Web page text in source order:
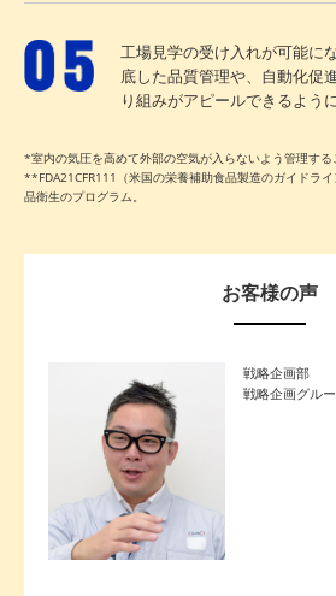
工場見学の受け入れが可能に
底した品質管理や、自動化促
り組みがアピールできるよう
*室内の気圧を高めて外部の空気が入らないよう管理する
**FDA21CFR111（米国の栄養補助食品製造のガイドラ
品衛生のプログラム。
お客様の声
戦略企画部
戦略企画グル